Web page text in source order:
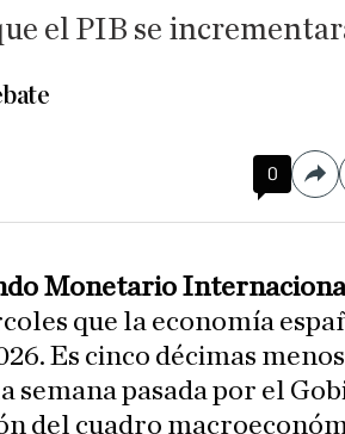
el PIB se
0
Monetario
que la economía
Es cinco décimas
semana pasada por el
del cuadro